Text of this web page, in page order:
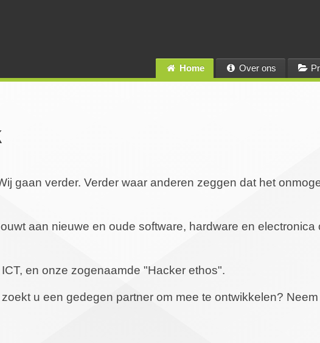
Home Over ons
gaan verder. Verder waar anderen zeggen dat het
aan nieuwe en oude software, hardware en
en onze zogenaamde "Hacker ethos".
u een gedegen partner om mee te ontwikkelen?